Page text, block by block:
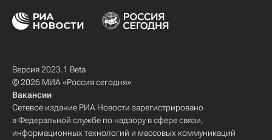
Версия 2023.1 Beta
© 2026 МИА «Россия сегодня»
Вакансии
Сетевое издание РИА Новости зарегистрировано
в Федеральной службе по надзору в сфере связи,
информационных технологий и массовых коммуникаций